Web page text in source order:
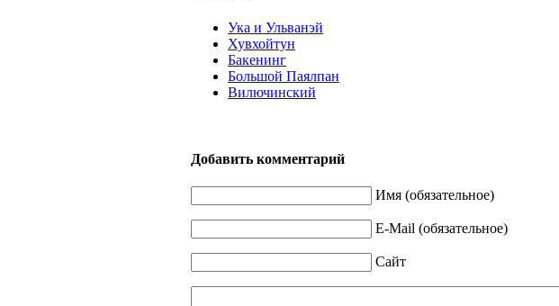
Ука и Ульванэй
Хувхойтун
Бакенинг
Большой Паялпан
Вилючинский
Добавить комментарий
Имя (обязательное)
E-Mail (обязательное)
Сайт